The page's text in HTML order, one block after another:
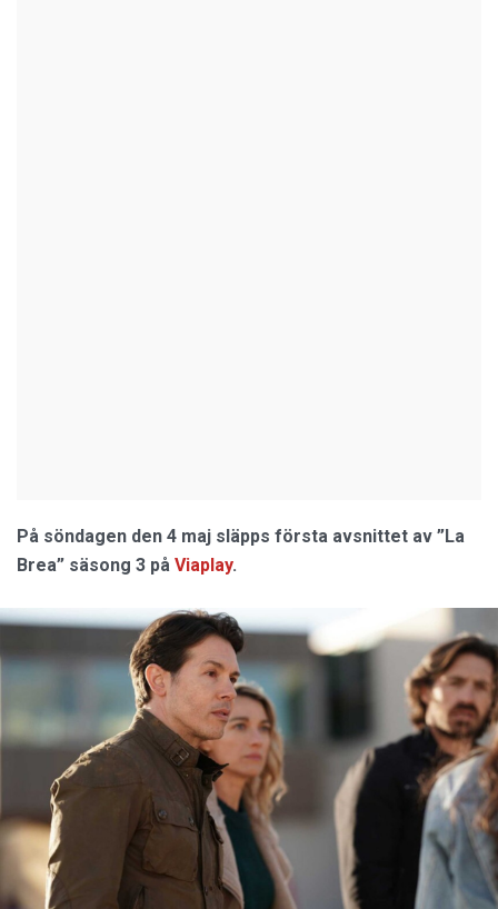
På söndagen den 4 maj släpps första avsnittet av ”La
Brea” säsong 3 på Viaplay.